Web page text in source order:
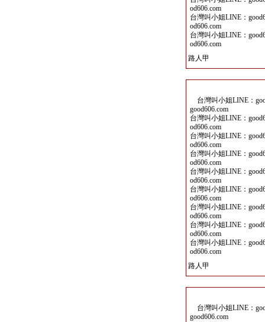
od606.com
台灣叫小姐LINE：
od606.com
台灣叫小姐LINE：
od606.com
路人甲
台灣叫小姐LINE：
good606.com
台灣叫小姐LINE：
od606.com
台灣叫小姐LINE：
od606.com
台灣叫小姐LINE：
od606.com
台灣叫小姐LINE：
od606.com
台灣叫小姐LINE：
od606.com
台灣叫小姐LINE：
od606.com
台灣叫小姐LINE：
od606.com
台灣叫小姐LINE：
od606.com
路人甲
台灣叫小姐LINE：
good606.com